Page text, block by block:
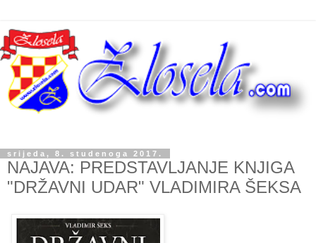
srijeda, 8. studenoga 2017.
NAJAVA: PREDSTAVLJANJE KNJIGA
"DRŽAVNI UDAR" VLADIMIRA ŠEKSA